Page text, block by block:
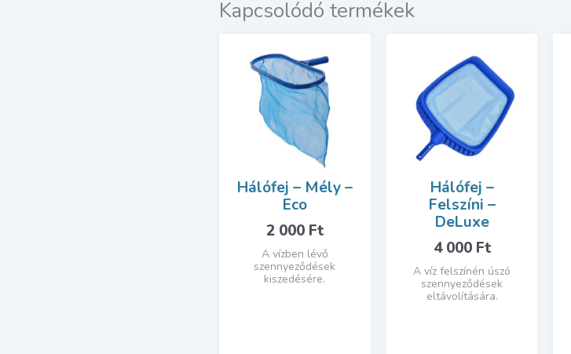
Kapcsolódó termékek
Hálófej – Mély –
Eco
2 000 Ft
A vízben lévő
szennyeződések
kiszedésére.
Hálófej –
Felszíni –
DeLuxe
4 000 Ft
A víz felszínén úszó
szennyeződések
eltávolítására.